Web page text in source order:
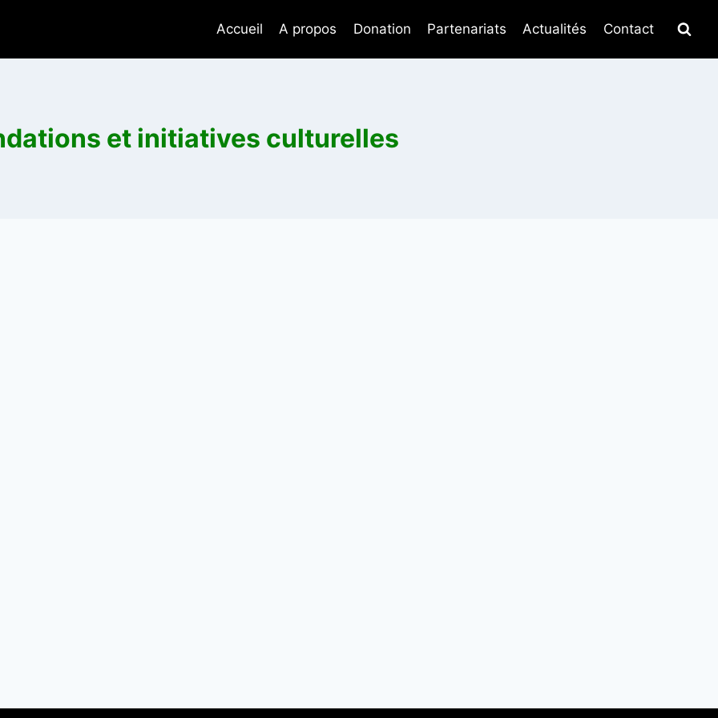
Accueil A propos Donation Partenariats Actualités Contact
et initiatives culturelles